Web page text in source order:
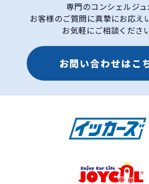
専門のコンシェルジュ
お客様のご質問に真摯にお応え
お気軽にご相談ください
お問い合わせはこ